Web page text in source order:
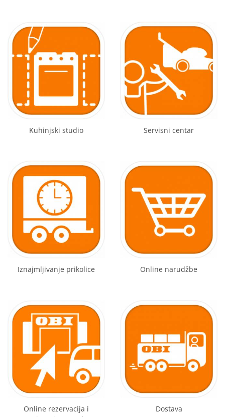
Kuhinjski studio Servisni centar
Iznajmljivanje prikolice Online narudžbe
Online rezervacija i
Dostava